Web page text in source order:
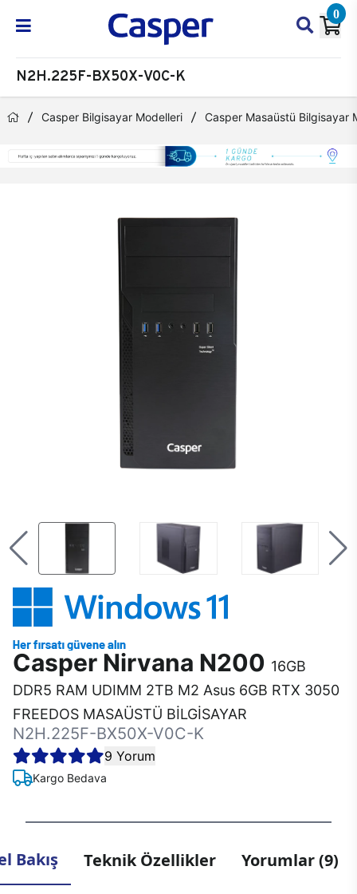
0
N2H.225F-BX50X-V0C-K
Casper Bilgisayar Modelleri Casper Masaüstü Bilgisayar
Casper Nirvana N200 16GB
DDR5 RAM UDIMM 2TB M2 Asus 6GB RTX 3050
FREEDOS MASAÜSTÜ BİLGİSAYAR
N2H.225F-BX50X-V0C-K
9 Yorum
Kargo Bedava
Bakış Teknik Özellikler Yorumlar (9)